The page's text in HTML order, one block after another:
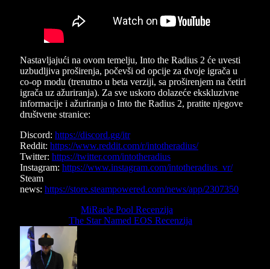
Nastavljajući na ovom temelju, Into the Radius 2 će uvesti
uzbudljiva proširenja, počevši od opcije za dvoje igrača u
co-op modu (trenutno u beta verziji, sa proširenjem na četiri
igrača uz ažuriranja). Za sve uskoro dolazeće ekskluzivne
informacije i ažuriranja o Into the Radius 2, pratite njegove
društvene stranice:
Discord: https://discord.gg/itr
Reddit: https://www.reddit.com/r/intotheradius/
Twitter: https://twitter.com/intotheradius
Instagram: https://www.instagram.com/intotheradius_vr/
Steam
news: https://store.steampowered.com/news/app/2307350
MiRacle Pool Recenzija
The Star Named EOS Recenzija